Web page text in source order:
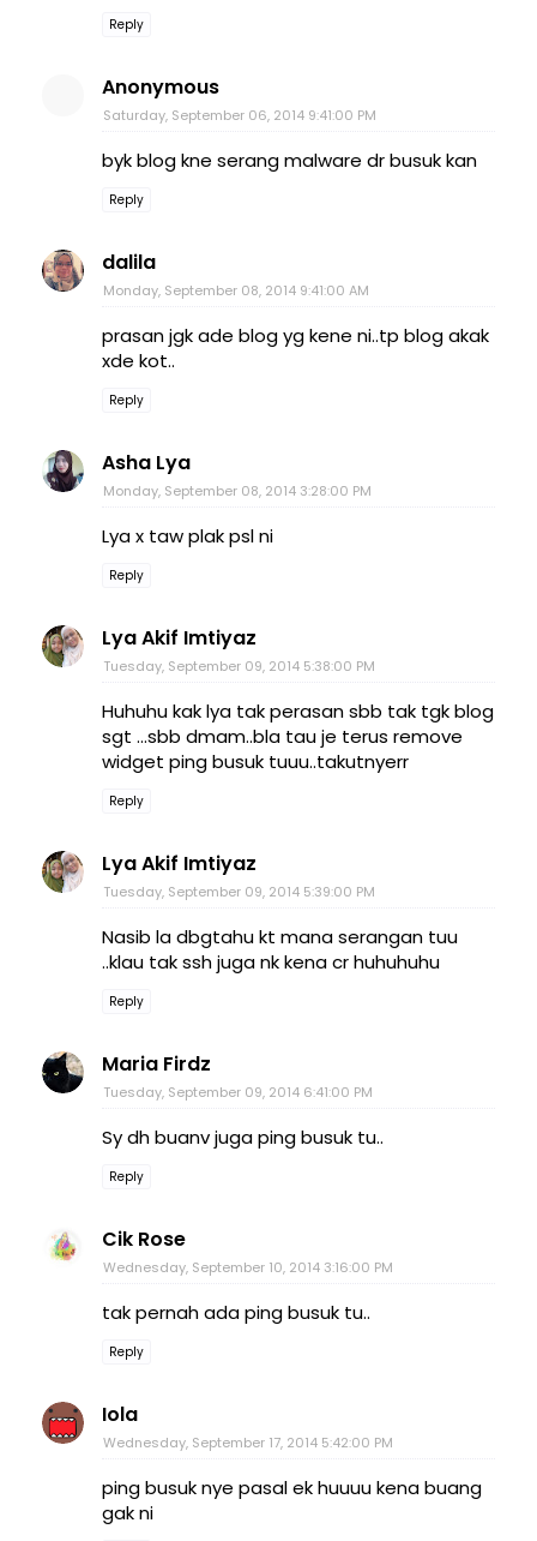
Reply
Anonymous
Saturday, September 06, 2014 9:41:00 PM
byk blog kne serang malware dr busuk kan
Reply
dalila
Monday, September 08, 2014 9:41:00 AM
prasan jgk ade blog yg kene ni..tp blog akak
xde kot..
Reply
Asha Lya
Monday, September 08, 2014 3:28:00 PM
Lya x taw plak psl ni
Reply
Lya Akif Imtiyaz
Tuesday, September 09, 2014 5:38:00 PM
Huhuhu kak lya tak perasan sbb tak tgk blog
sgt ...sbb dmam..bla tau je terus remove
widget ping busuk tuuu..takutnyerr
Reply
Lya Akif Imtiyaz
Tuesday, September 09, 2014 5:39:00 PM
Nasib la dbgtahu kt mana serangan tuu
..klau tak ssh juga nk kena cr huhuhuhu
Reply
Maria Firdz
Tuesday, September 09, 2014 6:41:00 PM
Sy dh buanv juga ping busuk tu..
Reply
Cik Rose
Wednesday, September 10, 2014 3:16:00 PM
tak pernah ada ping busuk tu..
Reply
Iola
Wednesday, September 17, 2014 5:42:00 PM
ping busuk nye pasal ek huuuu kena buang
gak ni